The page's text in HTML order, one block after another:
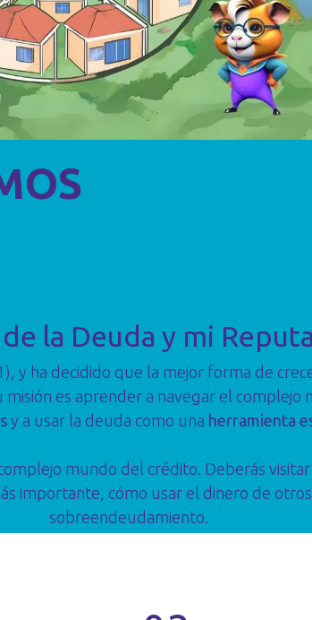
la Deuda y mi
y ha decidido que la mejor forma de
misión es aprender a navegar el
y a usar la deuda como una herramienta
mundo del crédito. Deberás
importante, cómo usar el dinero de
sobreendeudamiento.